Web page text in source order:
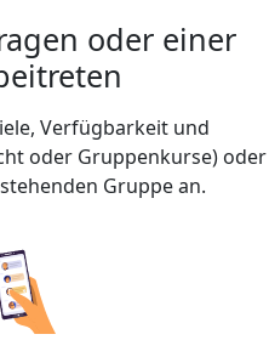
oder einer
Verfügbarkeit und
oder Gruppenkurse) oder
Gruppe an.